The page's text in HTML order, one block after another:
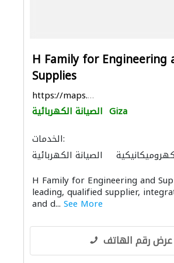
H Family for Engineering
Supplies
https://maps.app.goo.gl/888kxJNgQR4Md7YMA
الصيانة الكهربائية Giza
الخدمات:
الصيانة الكهربائية
H Family for Engineering and
leading, qualified supplier,
and d... See More
عرض رقم الهاتف